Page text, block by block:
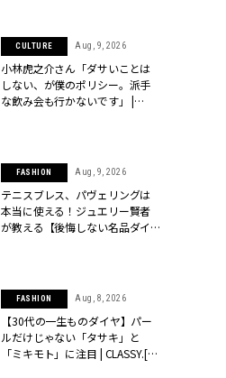
CULTURE Aug, 9, 2026
小林虎之介さん「ダサいことは
しない、が僕のポリシー。派手
な飲み会も行かないです」 |
FASHION Aug, 9, 2026
テニスブレス、パヴェリングは
本当に使える！ジュエリー賢者
が教える【後悔しない名品ダイ
FASHION Aug, 8, 2026
【30代の一生ものダイヤ】パー
ルだけじゃない「タサキ」と
「ミキモト」に注目 | CLASSY.[ク